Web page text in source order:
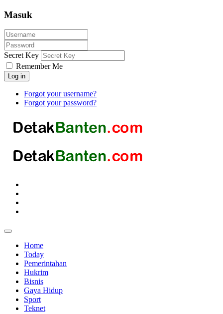
Masuk
Secret Key
Remember Me
Log in
Forgot your username?
Forgot your password?
Home
Today
Pemerintahan
Hukrim
Bisnis
Gaya Hidup
Sport
Teknet